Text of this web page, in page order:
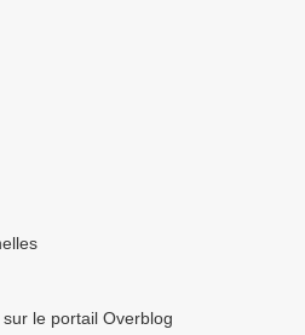
le portail Overblog